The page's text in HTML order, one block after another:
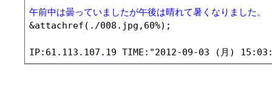
午前中は曇っていましたが午後は晴れて暑くなりました。
&attachref(./008.jpg,60%);